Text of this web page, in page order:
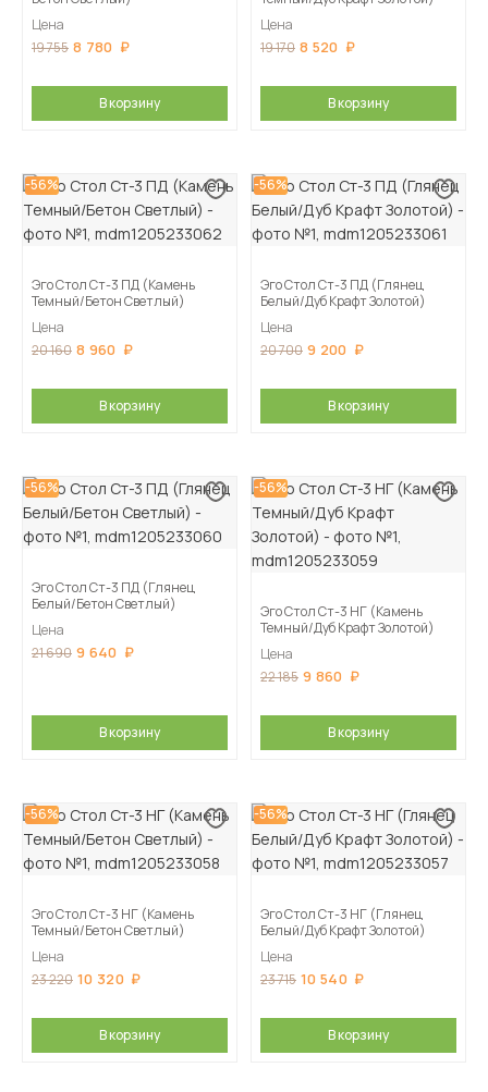
Цена
19 755 8 780
В корзину
Цена
19 170 8 520
В корзину
-56%
Эго Стол Ст-3 ПД (Камень
Темный/Бетон Светлый)
Цена
20 160 8 960
В корзину
-56%
Эго Стол Ст-3 ПД (Глянец
Белый/Дуб Крафт Золотой)
Цена
20 700 9 200
В корзину
-56%
Эго Стол Ст-3 ПД (Глянец
Белый/Бетон Светлый)
Цена
21 690 9 640
В корзину
-56%
Эго Стол Ст-3 НГ (Камень
Темный/Дуб Крафт Золотой)
Цена
22 185 9 860
В корзину
-56%
Эго Стол Ст-3 НГ (Камень
Темный/Бетон Светлый)
Цена
23 220 10 320
В корзину
-56%
Эго Стол Ст-3 НГ (Глянец
Белый/Дуб Крафт Золотой)
Цена
23 715 10 540
В корзину